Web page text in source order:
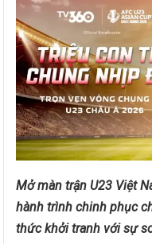
Mở màn trận U23 Việt
hành trình chinh phục
thức khởi tranh với sự